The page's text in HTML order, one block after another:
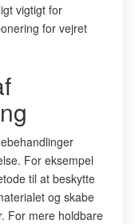
vigtigt for
for vejret
For eksempel
til at beskytte
og skabe
For mere holdbare